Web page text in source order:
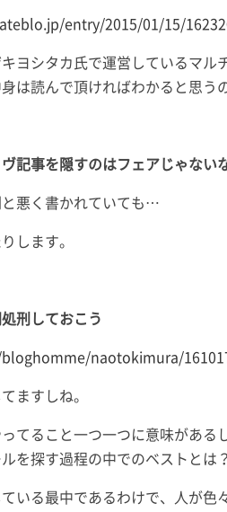
entry/2015/01/15/
ヨシタカ氏で運営しているマル
は読んで頂ければわかると思う
記事を隠すのはフェアじゃない
と悪く書かれていても…
します。
刑しておこう
naotokimura/
ますしね。
てること一つ一つに意味がある
を探す過程の中でのベストとは？
いる最中であるわけで、人が色